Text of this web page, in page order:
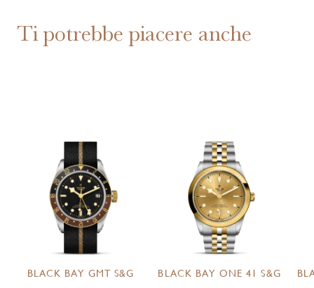
Ti potrebbe piacere anche
BLACK BAY GMT S&G
BLACK BAY ONE 41 S&G